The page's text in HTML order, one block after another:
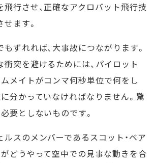
行させ、正確なアクロバット飛行技
ます。
ずれれば、大事故につながります。
突を避けるためには、パイロット
メイトがコンマ何秒単位で何をし
分かっていなければなりません。驚
要としないものです。
スのメンバーであるスコット・ベア
がどうやって空中での見事な動きを合